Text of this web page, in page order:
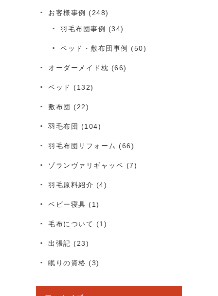
お客様事例 (248)
羽毛布団事例 (34)
ベッド・敷布団事例 (50)
オーダーメイド枕 (66)
ベッド (132)
敷布団 (22)
羽毛布団 (104)
羽毛布団リフォーム (66)
ゾランヴァリギャッベ (7)
羽毛原料紹介 (4)
ベビー寝具 (1)
毛布について (1)
出張記 (23)
眠りの資格 (3)